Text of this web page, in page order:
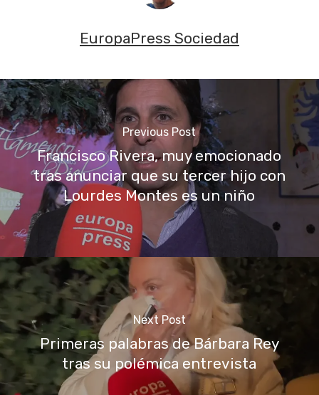
EuropaPress Sociedad
Previous Post
Francisco Rivera, muy emocionado
tras anunciar que su tercer hijo con
Lourdes Montes es un niño
Next Post
Primeras palabras de Bárbara Rey
tras su polémica entrevista